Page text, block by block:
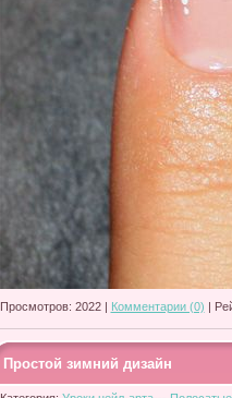
Просмотров: 2022 | Комментарии (0) |
Простой зимний дизайн